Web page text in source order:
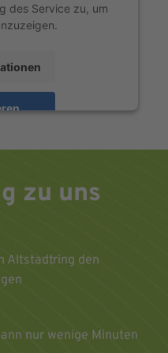
des Service zu, um
zu uns
Altstadtring den
nur wenige Minuten